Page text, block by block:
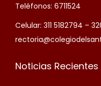
Teléfonos: 6711524
Celular: 311 5182794 –
Noticias Recientes